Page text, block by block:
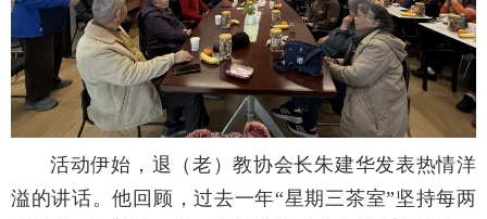
活动伊始，退（老）教协会长朱建华发表热情洋
溢的讲话。他回顾，过去一年“星期三茶室”坚持每两